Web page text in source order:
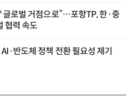
글로벌 거점으로”…포항TP, 한·중
협력 속도
반도체 정책 전환 필요성 제기